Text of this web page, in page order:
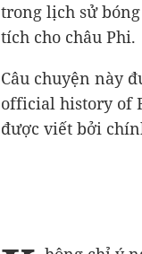
trong lịch sử
tích cho châu Phi.
Câu chuyện này
official history of
được viết bởi